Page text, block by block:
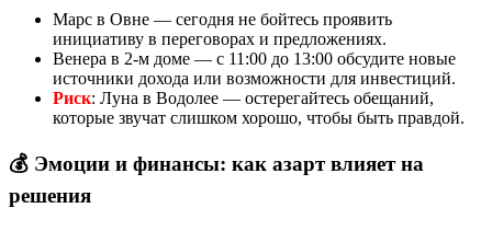
Марс в Овне — сегодня не бойтесь проявить
инициативу в переговорах и предложениях.
Венера в 2-м доме — с 11:00 до 13:00 обсудите новые
источники дохода или возможности для инвестиций.
Риск: Луна в Водолее — остерегайтесь обещаний,
которые звучат слишком хорошо, чтобы быть правдой.
💰 Эмоции и финансы: как азарт влияет на
решения